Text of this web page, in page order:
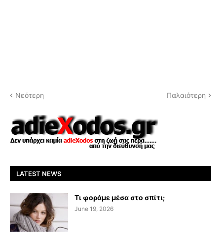
Νεότερη Παλαιότερη
LATEST NEWS
Τι φοράμε μέσα στο σπίτι;
June 19, 2026